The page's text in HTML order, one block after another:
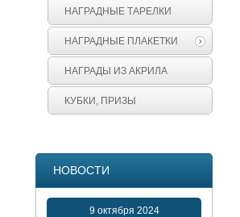
НАГРАДНЫЕ ТАРЕЛКИ
НАГРАДНЫЕ ПЛАКЕТКИ
НАГРАДЫ ИЗ АКРИЛА
КУБКИ, ПРИЗЫ
НОВОСТИ
9 октября 2024